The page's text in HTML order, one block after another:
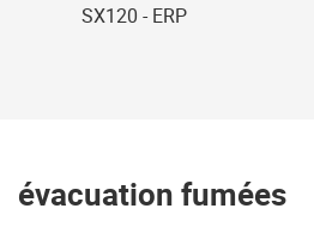
SX120 - ERP
évacuation fumées